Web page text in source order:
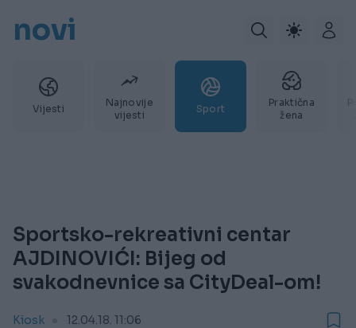
novi
Vijesti
Najnovije
vijesti
Sport
Praktična
žena
Sportsko-rekreativni centar
AJDINOVIĆI: Bijeg od
svakodnevnice sa CityDeal-om!
Kiosk 12.04.18. 11:06